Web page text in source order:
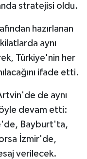
stratejisi oldu.
hazırlanan
aynı
Türkiye'nin her
ifade etti.
de aynı
devam etti:
Bayburt'ta,
İzmir'de,
verilecek.